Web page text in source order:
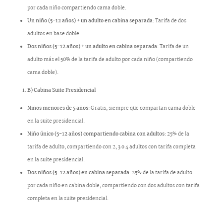
por cada niño compartiendo cama doble.
Un niño (5-12 años) + un adulto en cabina separada: Tarifa de dos
adultos en base doble.
Dos niños (5-12 años) + un adulto en cabina separada: Tarifa de un
adulto más el 50% de la tarifa de adulto por cada niño (compartiendo
cama doble).
B) Cabina Suite Presidencial
Niños menores de 5 años: Gratis, siempre que compartan cama doble
en la suite presidencial.
Niño único (5-12 años) compartiendo cabina con adultos: 25% de la
tarifa de adulto, compartiendo con 2, 3 o 4 adultos con tarifa completa
en la suite presidencial.
Dos niños (5-12 años) en cabina separada: 25% de la tarifa de adulto
por cada niño en cabina doble, compartiendo con dos adultos con tarifa
completa en la suite presidencial.